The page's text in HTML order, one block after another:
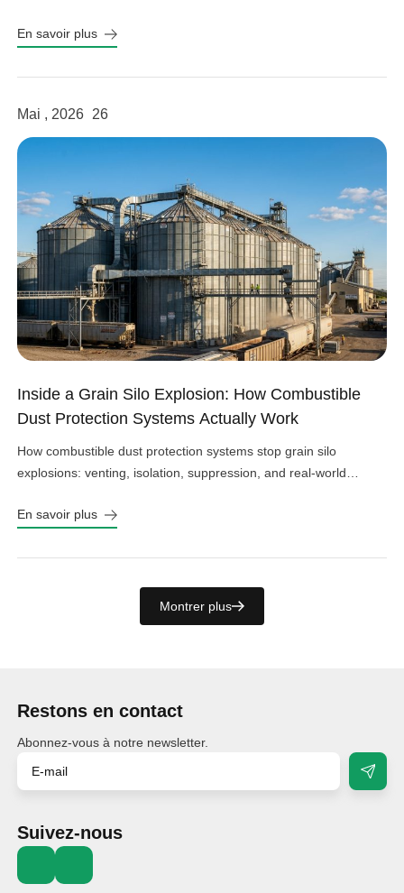
En savoir plus
Mai , 2026 26
Inside a Grain Silo Explosion: How Combustible
Dust Protection Systems Actually Work
How combustible dust protection systems stop grain silo
explosions: venting, isolation, suppression, and real-world
En savoir plus
Montrer plus
Restons en contact
Abonnez-vous à notre newsletter.
Suivez-nous